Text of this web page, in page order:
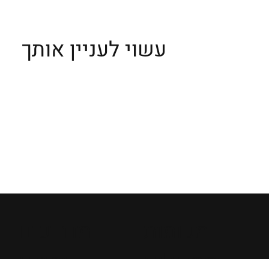
שמסתתרת מעבר להעשוי לעניין אותך